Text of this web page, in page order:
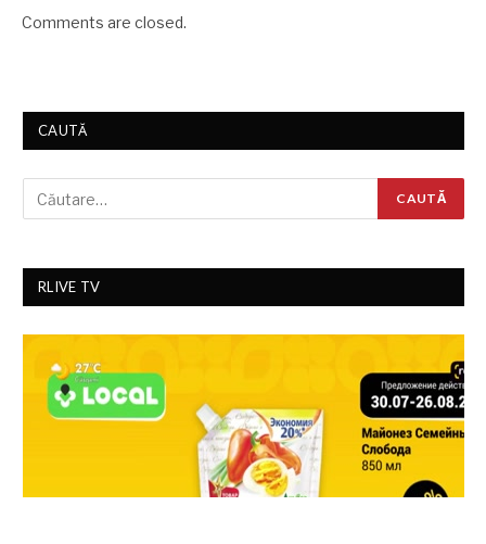
Comments are closed.
CAUTĂ
RLIVE TV